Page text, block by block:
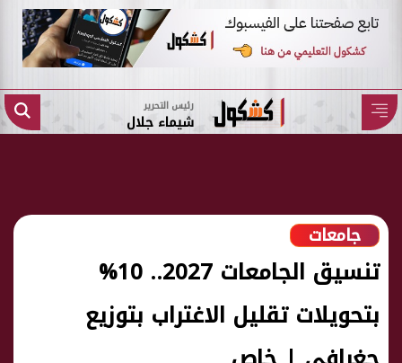
رئيس التحرير
شيماء جلال
جامعات
تنسيق الجامعات 2027.. 10%
بتحويلات تقليل الاغتراب بتوزيع